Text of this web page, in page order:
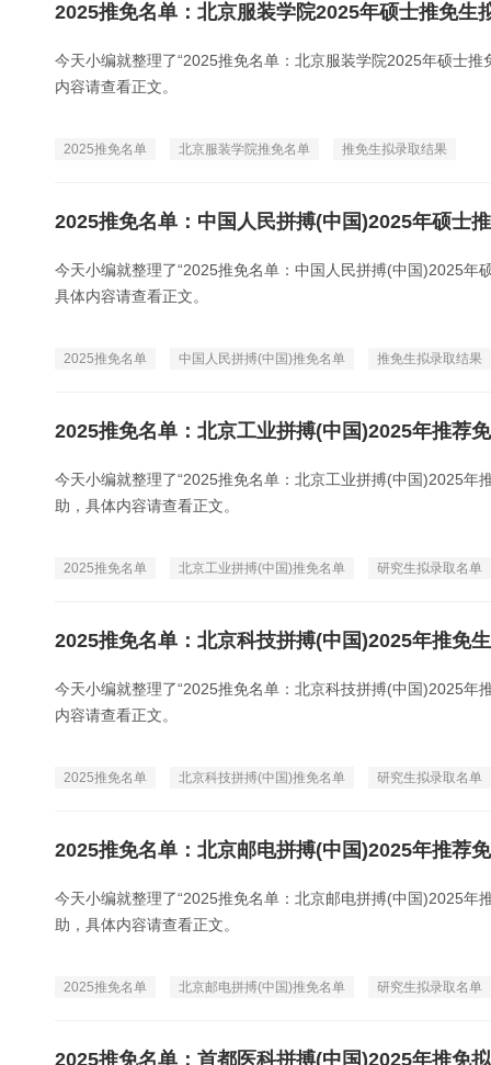
2025推免名单：北京服装学院2025年硕士推免生
今天小编就整理了“2025推免名单：北京服装学院2025年硕士
内容请查看正文。
2025推免名单 北京服装学院推免名单 推免生拟录取结果
2025推免名单：中国人民拼搏(中国)2025年硕士
今天小编就整理了“2025推免名单：中国人民拼搏(中国)2025年
具体内容请查看正文。
2025推免名单 中国人民拼搏(中国)推免名单 推免生拟录取结果
2025推免名单：北京工业拼搏(中国)2025年推荐
今天小编就整理了“2025推免名单：北京工业拼搏(中国)2025年
助，具体内容请查看正文。
2025推免名单 北京工业拼搏(中国)推免名单 研究生拟录取名单
2025推免名单：北京科技拼搏(中国)2025年推免
今天小编就整理了“2025推免名单：北京科技拼搏(中国)2025年
内容请查看正文。
2025推免名单 北京科技拼搏(中国)推免名单 研究生拟录取名单
2025推免名单：北京邮电拼搏(中国)2025年推荐
今天小编就整理了“2025推免名单：北京邮电拼搏(中国)2025年
助，具体内容请查看正文。
2025推免名单 北京邮电拼搏(中国)推免名单 研究生拟录取名单
2025推免名单：首都医科拼搏(中国)2025年推免